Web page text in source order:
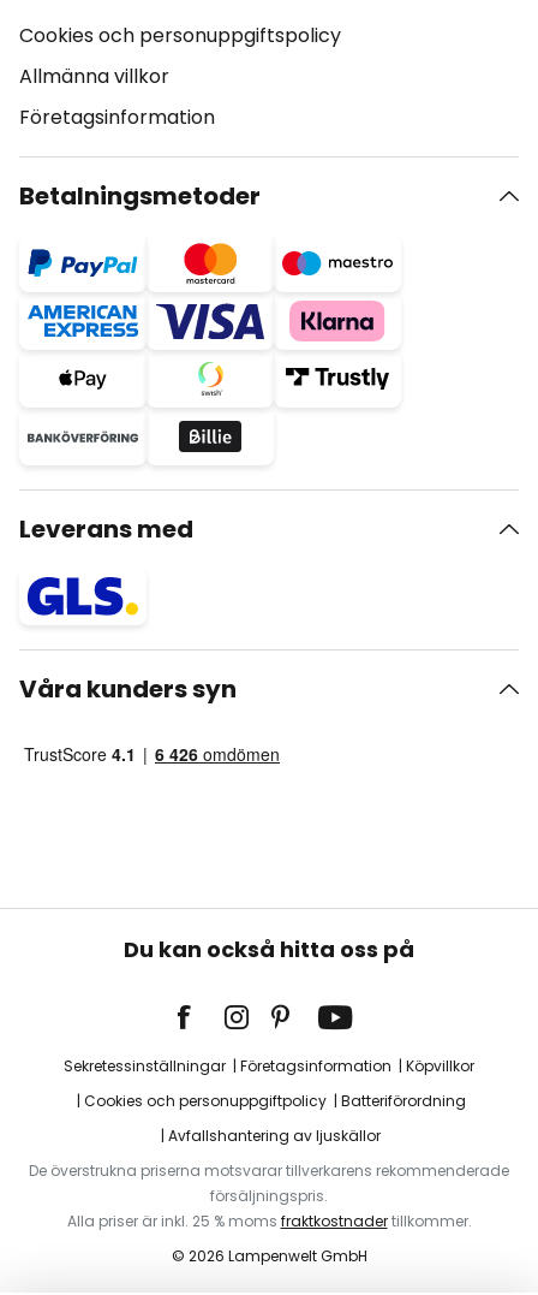
Cookies och personuppgiftspolicy
Allmänna villkor
Företagsinformation
Betalningsmetoder
Leverans med
Våra kunders syn
Du kan också hitta oss på
Sekretessinställningar Företagsinformation
Köpvillkor
Cookies och personuppgiftpolicy
Batteriförordning
Avfallshantering av ljuskällor
De överstrukna priserna motsvarar tillverkarens rekommenderade
försäljningspris.
Alla priser är inkl. 25 % moms fraktkostnadertillkommer.
© 2026 Lampenwelt GmbH